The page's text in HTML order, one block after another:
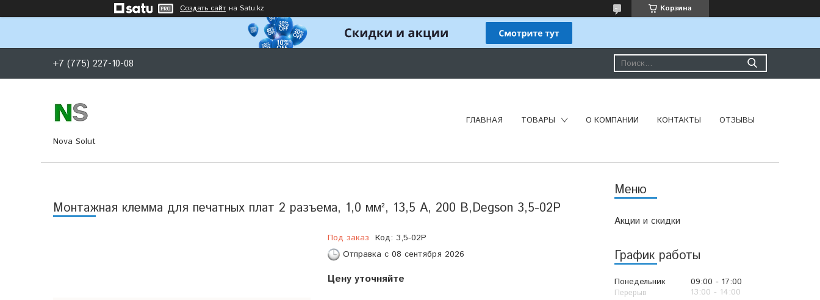
Создать сайт на Satu.kz Корзина
+7 (775) 227-10-08
Nova Solut
ГЛАВНАЯ ТОВАРЫ О КОМПАНИИ КОНТАКТЫ ОТЗЫВЫ
Акции и скидки
График работы
Понедельник 09:00
17:00
13:00
14:00
Монтажная клемма для печатных плат 2 разъема, 1,0 мм², 13,5 А, 200 В,Degson 3,5-02P
Под заказ Код: 3,5-02P
Отправка с 08 сентября 2026
Цену уточняйте